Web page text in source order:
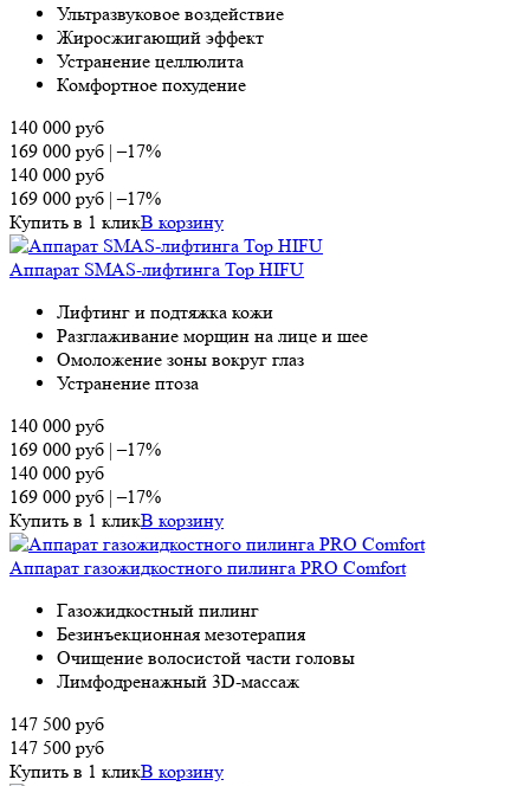
Ультразвуковое воздействие
Жиросжигающий эффект
Устранение целлюлита
Комфортное похудение
140 000 руб
169 000 руб |–17%
140 000 руб
169 000 руб |–17%
Купить в 1 кликВ корзину
Аппарат SMAS-лифтинга Top HIFU
Лифтинг и подтяжка кожи
Разглаживание морщин на лице и шее
Омоложение зоны вокруг глаз
Устранение птоза
140 000 руб
169 000 руб |–17%
140 000 руб
169 000 руб |–17%
Купить в 1 кликВ корзину
Аппарат газожидкостного пилинга PRO Comfort
Газожидкостный пилинг
Безинъекционная мезотерапия
Очищение волосистой части головы
Лимфодренажный 3D-массаж
147 500 руб
147 500 руб
Купить в 1 кликВ корзину